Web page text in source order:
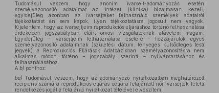
Tudomásul veszem, hogy anonim ivarsejt-adományozás esetén
személyazonosító adataimat az intézet (klinika) bizalmasan kezeli,
egyidejűleg azonban az ivarsejteket felhasználó személyek adatairól
tájékoztatást én sem kapok, ilyen tájékoztatásra jogosult nem vagyok.
Kijelentem, hogy az ivarsejtjeim reprodukciós eljáráshoz történő felhasználása
érdekében jogszabályban előírt orvosi vizsgálatoknak alávetem magam.
Egyidejűleg – ivarsejtjeim felhasználása esetére – hozzájárulok egyes
személyazonosító adataimnak (születési dátum, lényeges külsődleges testi
jegyek) a Reprodukciós Eljárások Adatbázisban személyazonosításra nem
alkalmas módon történő – jogszabály szerinti – nyilvántartásához és
felhasználásához.
A b) ponthoz:
ba) Tudomásul veszem, hogy az adományozó nyilatkozatban meghatározott
recipiens számára reprodukciós eljárás céljára felajánlott női ivarsejtek feletti
rendelkezés jogát a felajánló nyilatkozat tételével elveszítem.